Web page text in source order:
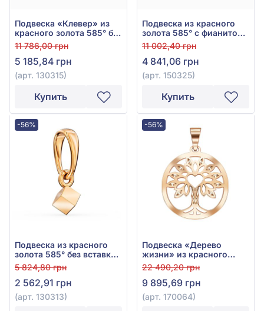
Подвеска «Клевер» из
красного золота 585° без
вставки, арт. 130315
11 786,00 грн
5 185,84 грн
(арт. 130315)
Купить
Подвеска из красного
золота 585° с фианитом/
куб.цирконием, арт.
150325
11 002,40 грн
4 841,06 грн
(арт. 150325)
Купить
-56%
Подвеска из красного
золота 585° без вставки,
арт. 130313
5 824,80 грн
2 562,91 грн
(арт. 130313)
-56%
Подвеска «Дерево
жизни» из красного
золота 585° без вставки,
арт. 170064
22 490,20 грн
9 895,69 грн
(арт. 170064)